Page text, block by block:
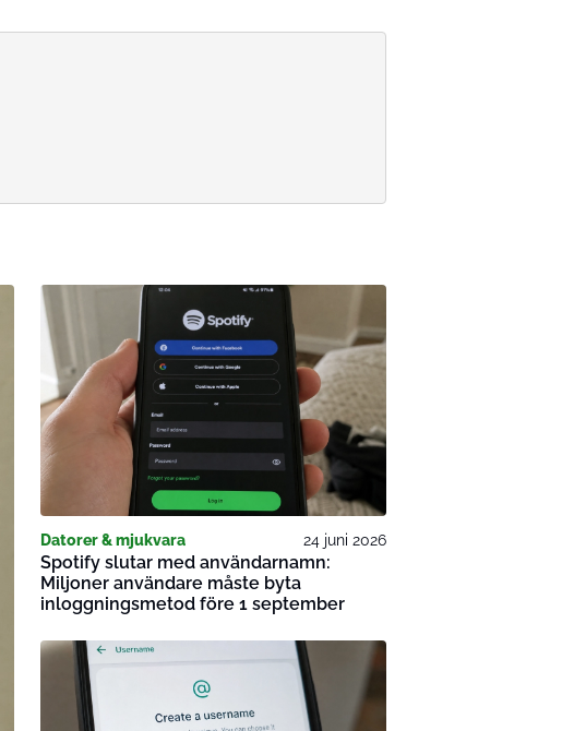
Datorer & mjukvara 24 juni 2026
Spotify slutar med användarnamn:
Miljoner användare måste byta
inloggningsmetod före 1 september